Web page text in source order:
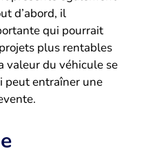
d’abord, il
qui pourrait
plus rentables
valeur du véhicule se
peut entraîner une